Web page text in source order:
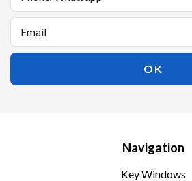
Navigation
Key Windows